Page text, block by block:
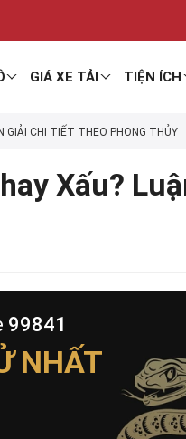
GIÁ XE TẢI TIỆN ÍCH
GIẢI CHI TIẾT THEO PHONG THỦY
Xấu?
99841
NHẤT